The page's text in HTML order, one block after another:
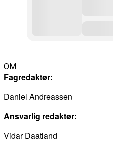
OM
Fagredaktør:
Daniel Andreassen
Ansvarlig redaktør:
Vidar Daatland